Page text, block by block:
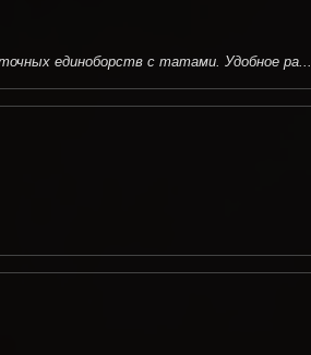
единоборств с татами. Удобное ра...